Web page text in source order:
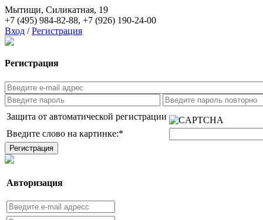
Мытищи, Силикатная, 19
+7 (495) 984-82-88, +7 (926) 190-24-00
Вход / Регистрация
Регистрация
Защита от автоматической регистрации
Введите слово на картинке:*
Авторизация